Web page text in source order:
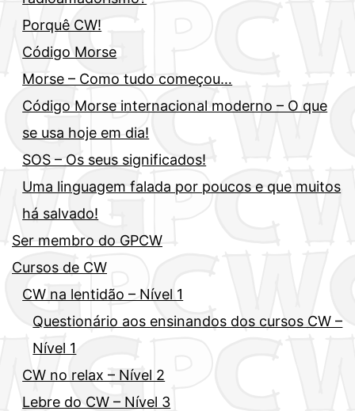
Porquê CW!
Código Morse
Morse – Como tudo começou…
Código Morse internacional moderno – O que
se usa hoje em dia!
SOS – Os seus significados!
Uma linguagem falada por poucos e que muitos
há salvado!
Ser membro do GPCW
Cursos de CW
CW na lentidão – Nível 1
Questionário aos ensinandos dos cursos CW –
Nível 1
CW no relax – Nível 2
Lebre do CW – Nível 3